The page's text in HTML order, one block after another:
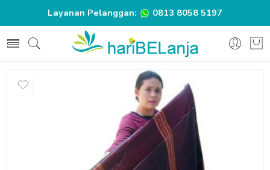
Layanan Pelanggan: 0813 8058 5197